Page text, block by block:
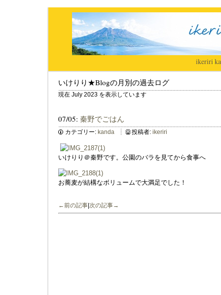
ikeriri|
いけりり★Blogの月別の過去ログ
現在 July 2023 を表示しています
07/05: 秦野でごはん
カテゴリー: kanda 投稿者: ikeriri
いけりり＠秦野です。公園のバラを見てから食事へ
お蕎麦が結構なボリュームで大満足でした！
←前の記事 次の記事→